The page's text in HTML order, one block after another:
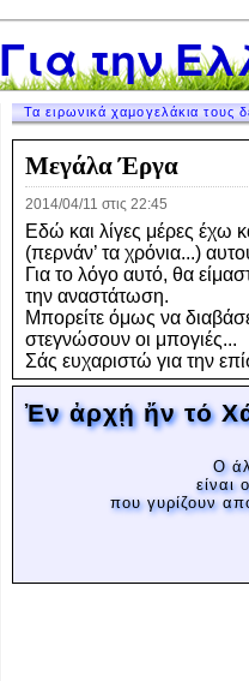
Για την
Τα ειρωνικά χαμογελάκια τους
Μεγάλα Έργα
2014/04/11 στις 22:45
Εδώ και λίγες μέρες έχω
(περνάν’ τα χρόνια...)
Για το λόγο αυτό, θα
την αναστάτωση.
Μπορείτε όμως να
στεγνώσουν οι μπογιές...
Σάς ευχαριστώ για την
Ἐν ἀρχῄ ἤν τό
Ο
είναι
που γυρίζουν